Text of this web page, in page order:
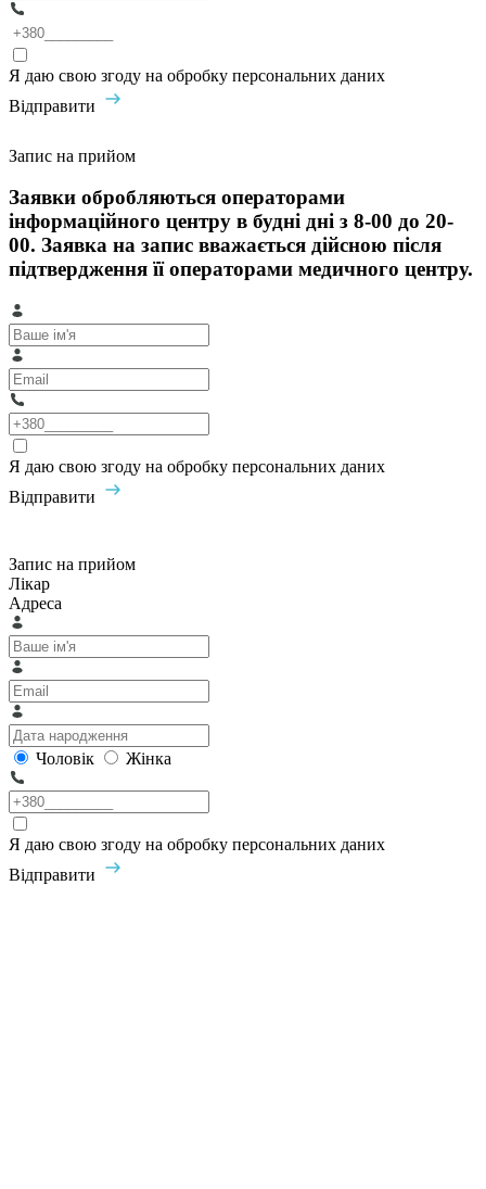
Я даю свою згоду на обробку персональних даних
Відправити
Запис на прийом
Заявки обробляються операторами
інформаційного центру в будні дні з 8-00 до 20-
00. Заявка на запис вважається дійсною після
підтвердження її операторами медичного центру.
Я даю свою згоду на обробку персональних даних
Відправити
Запис на прийом
Лікар
Адреса
Чоловік Жінка
Я даю свою згоду на обробку персональних даних
Відправити